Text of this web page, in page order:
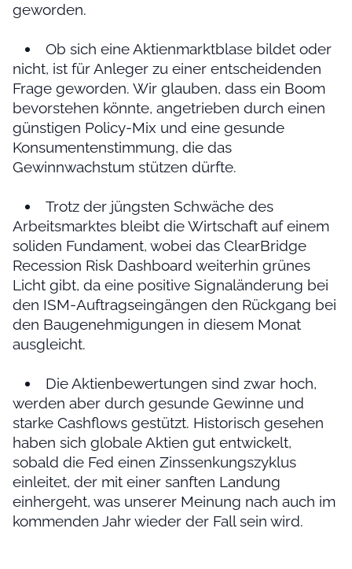
geworden.
Ob sich eine Aktienmarktblase bildet oder
nicht, ist für Anleger zu einer entscheidenden
Frage geworden. Wir glauben, dass ein Boom
bevorstehen könnte, angetrieben durch einen
günstigen Policy-Mix und eine gesunde
Konsumentenstimmung, die das
Gewinnwachstum stützen dürfte.
Trotz der jüngsten Schwäche des
Arbeitsmarktes bleibt die Wirtschaft auf einem
soliden Fundament, wobei das ClearBridge
Recession Risk Dashboard weiterhin grünes
Licht gibt, da eine positive Signaländerung bei
den ISM-Auftragseingängen den Rückgang bei
den Baugenehmigungen in diesem Monat
ausgleicht.
Die Aktienbewertungen sind zwar hoch,
werden aber durch gesunde Gewinne und
starke Cashflows gestützt. Historisch gesehen
haben sich globale Aktien gut entwickelt,
sobald die Fed einen Zinssenkungszyklus
einleitet, der mit einer sanften Landung
einhergeht, was unserer Meinung nach auch im
kommenden Jahr wieder der Fall sein wird.